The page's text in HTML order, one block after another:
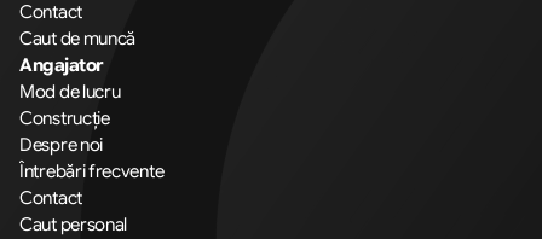
Contact
Caut de muncă
Angajator
Mod de lucru
Construcție
Despre noi
Întrebări frecvente
Contact
Caut personal